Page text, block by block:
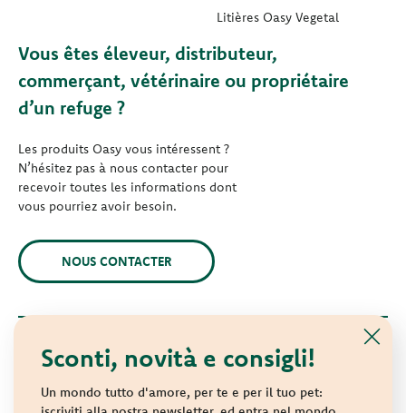
Sconti, novità e consigli!
Un mondo tutto d'amore, per te e per il tuo pet:
Litières Oasy Vegetal
Vous êtes éleveur, distributeur,
commerçant, vétérinaire ou propriétaire
d’un refuge ?
Les produits Oasy vous intéressent ?
N’hésitez pas à nous contacter pour
recevoir toutes les informations dont
vous pourriez avoir besoin.
NOUS CONTACTER
© 2021 Oasy. Tous droits réservés.
Wonderfood S.p.A. Strada dei Censiti, 2 - 47891 République de
Saint-Marin - Identifiant COE SM 04018